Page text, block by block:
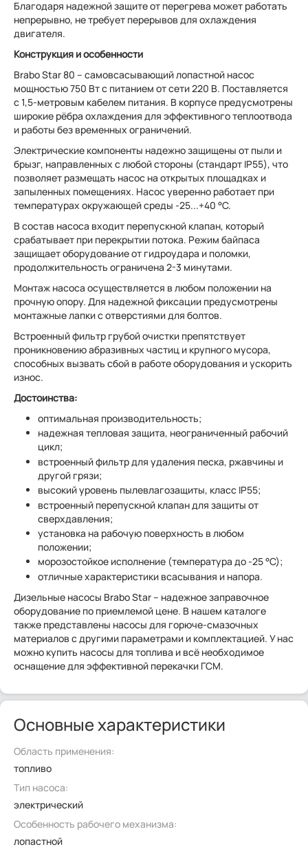
Благодаря надежной защите от перегрева может работать
непрерывно, не требует перерывов для охлаждения
двигателя.
Конструкция и особенности
Brabo Star 80 – самовсасывающий лопастной насос
мощностью 750 Вт с питанием от сети 220 В. Поставляется
с 1,5-метровым кабелем питания. В корпусе предусмотрены
широкие рёбра охлаждения для эффективного теплоотвода
и работы без временных ограничений.
Электрические компоненты надежно защищены от пыли и
брызг, направленных с любой стороны (стандарт IP55), что
позволяет размещать насос на открытых площадках и
запыленных помещениях. Насос уверенно работает при
температурах окружающей среды -25...+40 °С.
В состав насоса входит перепускной клапан, который
срабатывает при перекрытии потока. Режим байпаса
защищает оборудование от гидроудара и поломки,
продолжительность ограничена 2-3 минутами.
Монтаж насоса осуществляется в любом положении на
прочную опору. Для надежной фиксации предусмотрены
монтажные лапки с отверстиями для болтов.
Встроенный фильтр грубой очистки препятствует
проникновению абразивных частиц и крупного мусора,
способных вызвать сбой в работе оборудования и ускорить
износ.
Достоинства:
оптимальная производительность;
надежная тепловая защита, неограниченный рабочий
цикл;
встроенный фильтр для удаления песка, ржавчины и
другой грязи;
высокий уровень пылевлагозащиты, класс IP55;
встроенный перепускной клапан для защиты от
сверхдавления;
установка на рабочую поверхность в любом
положении;
морозостойкое исполнение (температура до -25 °С);
отличные характеристики всасывания и напора.
Дизельные насосы Brabo Star – надежное заправочное
оборудование по приемлемой цене. В нашем каталоге
также представлены насосы для горюче-смазочных
материалов с другими параметрами и комплектацией. У нас
можно купить насосы для топлива и всё необходимое
оснащение для эффективной перекачки ГСМ.
Основные характеристики
Область применения:
топливо
Тип насоса:
электрический
Особенность рабочего механизма:
лопастной